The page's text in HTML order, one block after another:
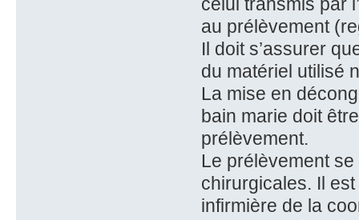
au prélèvement
Il doit s’assurer
du matériel utilisé
La mise en
bain marie doit
prélèvement.
Le prélèvement
chirurgicales. Il
infirmière de la